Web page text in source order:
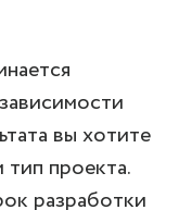
вы хотите
проекта.
разработки